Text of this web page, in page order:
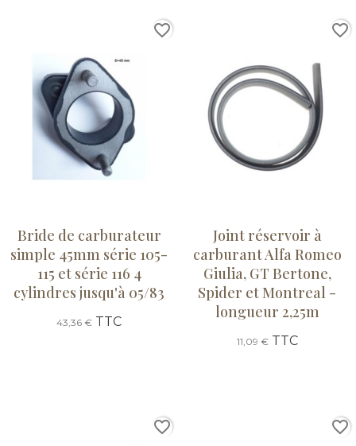
Bride de carburateur
simple 45mm série 105-
115 et série 116 4
cylindres jusqu'à 05/83
43,36 € TTC
favorite_border
Joint réservoir à
carburant Alfa Romeo
Giulia, GT Bertone,
Spider et Montreal -
longueur 2,25m
11,09 €TTC
favorite_border
favorite_border favorite_border